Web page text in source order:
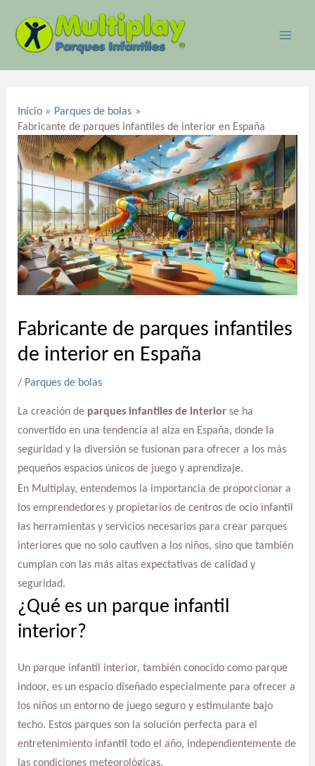
contenido
Inicio
Parques de bolas
Fabricante de parques infantiles de interior en España
Fabricante de parques infantiles
de interior en España
/ Parques de bolas
La creación de parques infantiles de interiorse ha
convertido en una tendencia al alza en España, donde la
seguridad y la diversión se fusionan para ofrecer a los más
pequeños espacios únicos de juego y aprendizaje.
En Multiplay, entendemos la importancia de proporcionar a
los emprendedores y propietarios de centros de ocio infantil
las herramientas y servicios necesarios para crear parques
interiores que no solo cautiven a los niños, sino que también
cumplan con las más altas expectativas de calidad y
seguridad.
¿Qué es un parque infantil
interior?
Un parque infantil interior, también conocido como parque
indoor, es un espacio diseñado especialmente para ofrecer a
los niños un entorno de juego seguro y estimulante bajo
techo. Estos parques son la solución perfecta para el
entretenimiento infantil todo el año, independientemente de
las condiciones meteorológicas.
entradas